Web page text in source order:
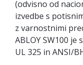
(odvisno od
izvedbe s
z varnostnimi
ABLOY SW100 je
UL 325 in ANSI/